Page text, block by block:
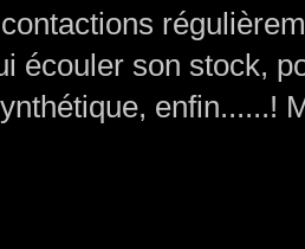
écouler son stock,
enfin......!